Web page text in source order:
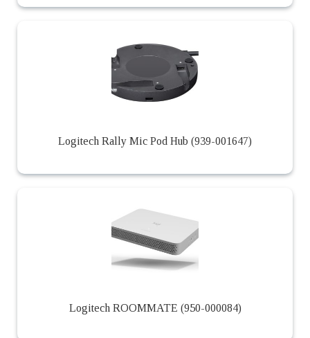
Logitech Rally Mic Pod Hub (939-001647)
Logitech ROOMMATE (950-000084)